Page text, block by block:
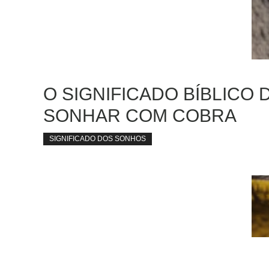
O SIGNIFICADO BÍBLICO
SONHAR COM COBRA
SIGNIFICADO DOS SONHOS